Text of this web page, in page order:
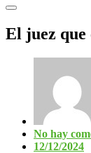
El juez que
No hay
12/12/2024